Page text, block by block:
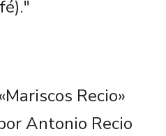
Recio»
Antonio Recio